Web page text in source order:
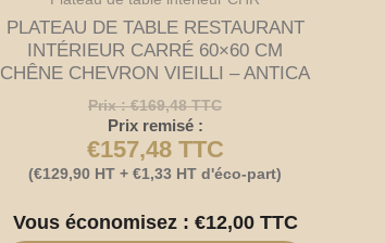
PLATEAU DE TABLE RESTAURANT
INTÉRIEUR CARRÉ 60×60 CM
CHÊNE CHEVRON VIEILLI – ANTICA
Prix :€169,48TTC
Prix remisé :
€157,48TTC
(€129,90 HT + €1,33 HT d'éco-part)
Vous économisez : €12,00TTC